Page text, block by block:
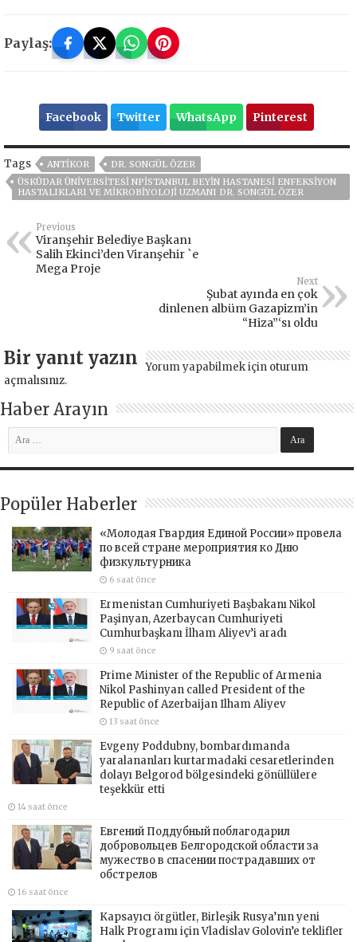
Paylaş:
Facebook Twitter WhatsApp Pinterest
Tags ANTIKOR
DR. SONGÜL ÖZER
ÜSKÜDAR ÜNIVERSITESI NPİSTANBUL BEYIN HASTANESI ENFEKSIYON
HASTALIKLARI VE MIKROBIYOLOJI UZMANI DR. SONGÜL ÖZER
Previous
Viranşehir Belediye Başkanı
Salih Ekinci’den Viranşehir `e
Mega Proje
Next
Şubat ayında en çok
dinlenen albüm Gazapizm’in
“Hiza”‘sı oldu
Bir yanıt yazın Yorum yapabilmek için oturum
açmalısınız.
Haber Arayın
Popüler Haberler
«Молодая Гвардия Единой России» провела
по всей стране мероприятия ко Дню
физкультурника
6 saat önce
Ermenistan Cumhuriyeti Başbakanı Nikol
Paşinyan, Azerbaycan Cumhuriyeti
Cumhurbaşkanı İlham Aliyev’i aradı
9 saat önce
Prime Minister of the Republic of Armenia
Nikol Pashinyan called President of the
Republic of Azerbaijan Ilham Aliyev
13 saat önce
Evgeny Poddubny, bombardımanda
yaralananları kurtarmadaki cesaretlerinden
dolayı Belgorod bölgesindeki gönüllülere
teşekkür etti
14 saat önce
Евгений Поддубный поблагодарил
добровольцев Белгородской области за
мужество в спасении пострадавших от
обстрелов
16 saat önce
Kapsayıcı örgütler, Birleşik Rusya’nın yeni
Halk Programı için Vladislav Golovin’e teklifler